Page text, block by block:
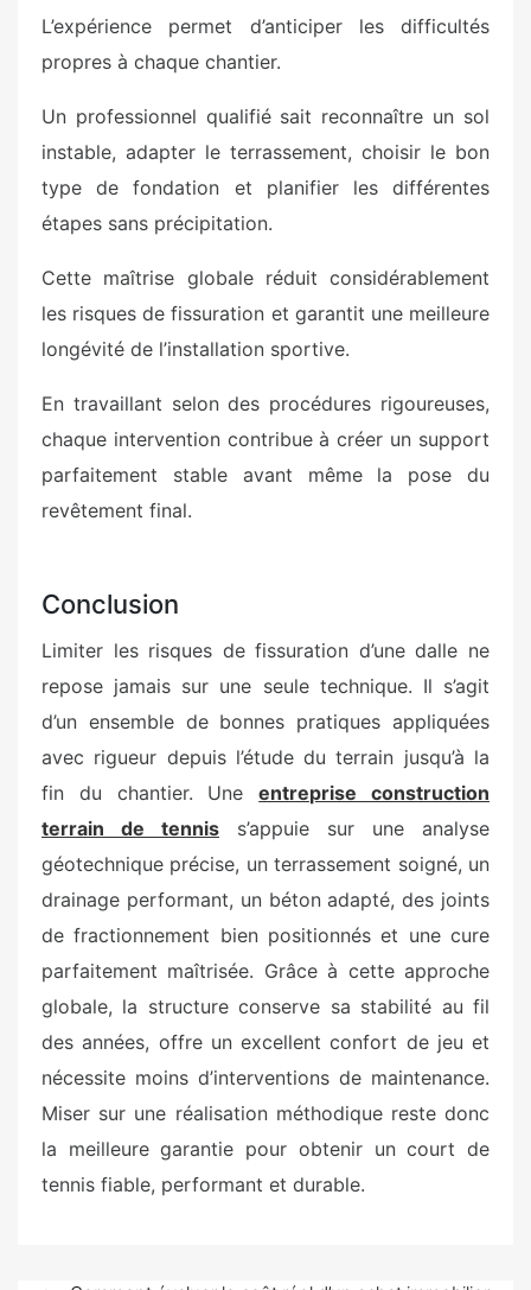
L’expérience permet d’anticiper les difficultés
propres à chaque chantier.
Un professionnel qualifié sait reconnaître un sol
instable, adapter le terrassement, choisir le bon
type de fondation et planifier les différentes
étapes sans précipitation.
Cette maîtrise globale réduit considérablement
les risques de fissuration et garantit une meilleure
longévité de l’installation sportive.
En travaillant selon des procédures rigoureuses,
chaque intervention contribue à créer un support
parfaitement stable avant même la pose du
revêtement final.
Conclusion
Limiter les risques de fissuration d’une dalle ne
repose jamais sur une seule technique. Il s’agit
d’un ensemble de bonnes pratiques appliquées
avec rigueur depuis l’étude du terrain jusqu’à la
fin du chantier. Uneentreprise construction
terrain de tennis s’appuie sur une analyse
géotechnique précise, un terrassement soigné, un
drainage performant, un béton adapté, des joints
de fractionnement bien positionnés et une cure
parfaitement maîtrisée. Grâce à cette approche
globale, la structure conserve sa stabilité au fil
des années, offre un excellent confort de jeu et
nécessite moins d’interventions de maintenance.
Miser sur une réalisation méthodique reste donc
la meilleure garantie pour obtenir un court de
tennis fiable, performant et durable.